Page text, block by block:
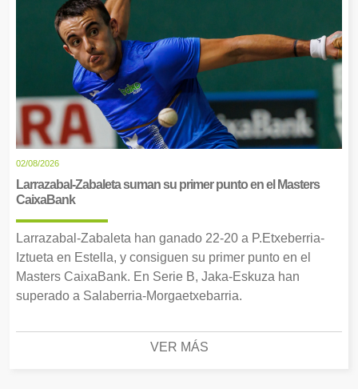
02/08/2026
Larrazabal-Zabaleta suman su primer punto en el Masters
CaixaBank
Larrazabal-Zabaleta han ganado 22-20 a P.Etxeberria-
Iztueta en Estella, y consiguen su primer punto en el
Masters CaixaBank. En Serie B, Jaka-Eskuza han
superado a Salaberria-Morgaetxebarria.
VER MÁS